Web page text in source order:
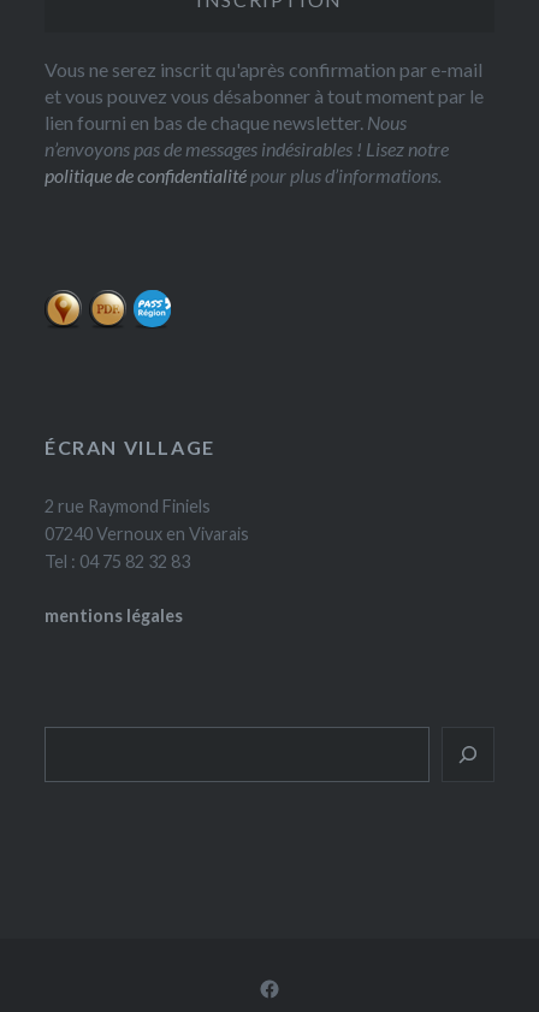
Vous ne serez inscrit qu'après confirmation par e-mail
et vous pouvez vous désabonner à tout moment par le
lien fourni en bas de chaque newsletter. Nous
n’envoyons pas de messages indésirables ! Lisez notre
politique de confidentialité pour plus d’informations.
ÉCRAN VILLAGE
2 rue Raymond Finiels
07240 Vernoux en Vivarais
Tel : 04 75 82 32 83
mentions légales
Facebook